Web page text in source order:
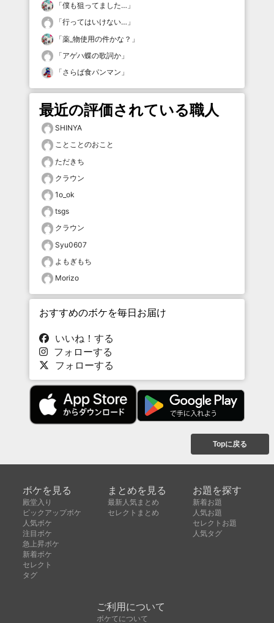
「僕も狙ってました… 」
「行ってはいけない… 」
「薬_物使用の件かな？ 」
「アゲハ蝶の歌詞か 」
「さらば食パンマン 」
最近の評価されている職人
SHINYA
ことことのおこと
ただきち
クラウン
1o_ok
tsgs
クラウン
Syu0607
よもぎもち
Morizo
おすすめのボケを毎日お届け
いいね！する
フォローする
フォローする
Topに戻る
ボケを見る
殿堂入り
ピックアップボケ
人気ボケ
注目ボケ
急上昇ボケ
新着ボケ
セレクト
タグ
まとめを見る
最新人気まとめ
セレクトまとめ
お題を探す
新着お題
人気お題
セレクトお題
人気タグ
ご利用について
ボケてについて